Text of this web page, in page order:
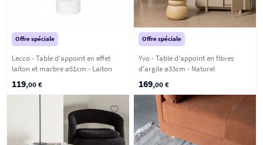
Offre spéciale
Lecco - Table d'appoint en effet
laiton et marbre ø51cm - Laiton
119,00 €
Offre spéciale
Yvo - Table d'appoint en fibres
d'argile ø33cm - Naturel
169,00 €